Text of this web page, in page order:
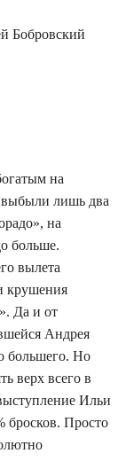
Бобровский
на
выбыли лишь два
на
больше.
вылета
крушения
Да и от
Андрея
большего. Но
верх всего в
Ильи
бросков. Просто